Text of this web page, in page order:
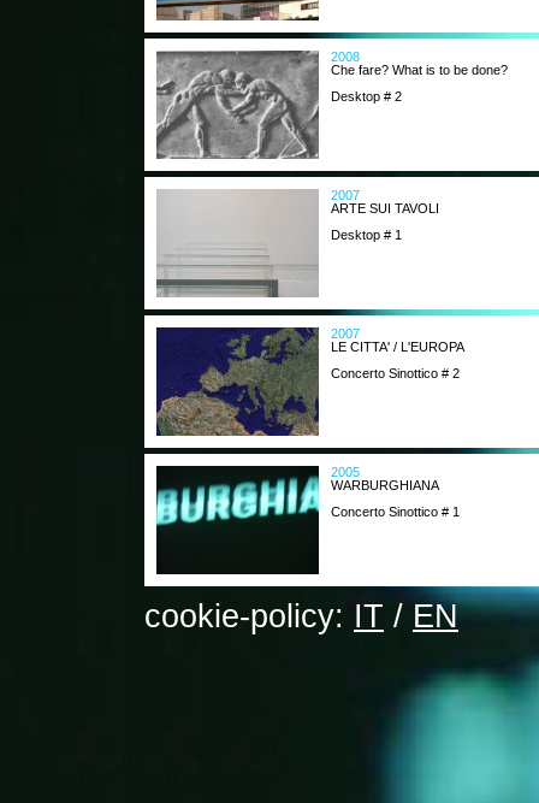
2008
Che fare? What is to be done?
Desktop # 2
2007
ARTE SUI TAVOLI
Desktop # 1
2007
LE CITTA' / L'EUROPA
Concerto Sinottico # 2
2005
WARBURGHIANA
Concerto Sinottico # 1
cookie-policy: IT / EN